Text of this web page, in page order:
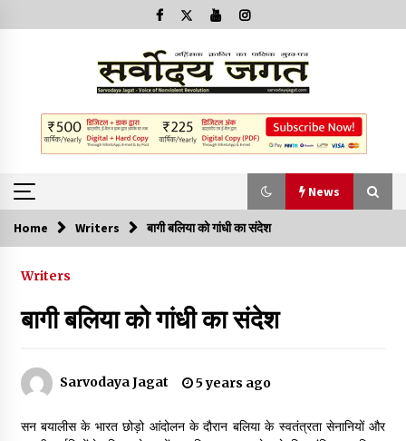
News
News
2 years ago
बनारस में अब सर्व सेवा संघ के मुख्य भवनों को ध्वस्त करने का खतरा
Home Writers बागी बलिया को गांधी का संदेश
Writers
बागी बलिया को गांधी का संदेश
Sarvodaya Jagat 5 years ago
सन बयालीस के भारत छोड़ो आंदोलन के दौरान बलिया के स्वतंत्रता सेनानियों और